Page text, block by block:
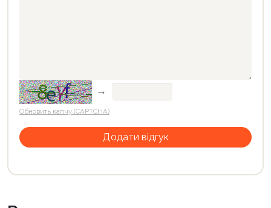
→
Обновить капчу (CAPTCHA)